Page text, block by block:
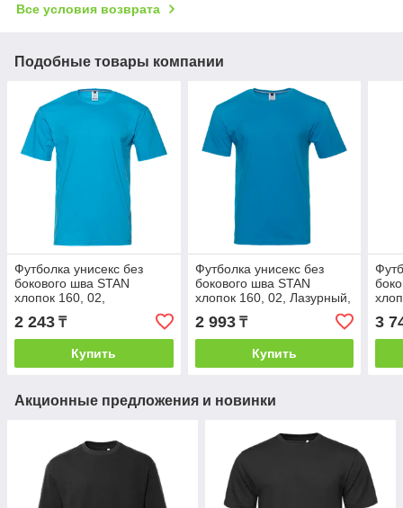
Все условия возврата
Подобные товары компании
Футболка унисекс без
бокового шва STAN
хлопок 160, 02,
Бирюзовый, (32) (50/L)
2 243 ₸
Купить
Футболка унисекс без
бокового шва STAN
хлопок 160, 02, Лазурный,
(40/1) (50/L)
2 993₸
Купить
3
Акционные предложения и новинки